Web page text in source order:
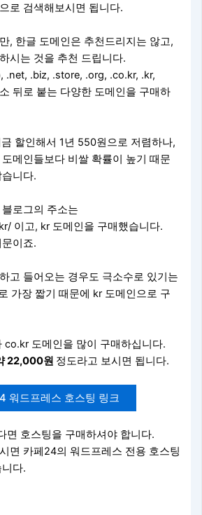
로 검색해보시면 됩니다.
, 한글 도메인은 추천드리지는 않고,
시는 것을 추천 드립니다.
.net, .biz, .store, .org, .co.kr, .kr,
뒤로 붙는 다양한 도메인을 구매하
할인해서 1년 550원으로 저렴하나,
메인들보다 비쌀 확률이 높기 때문
니다.
로그의 주소는
이고, kr 도메인을 구매했습니다.
이죠.
고 들어오는 경우도 극소수로 있기는
가장 짧기 때문에 kr 도메인으로 구
co.kr 도메인을 많이 구매하십니다.
22,000원 정도라고 보시면 됩니다.
워드프레스 호스팅 링크
면 호스팅을 구매하셔야 합니다.
면 카페24의 워드프레스 전용 호스팅
다.